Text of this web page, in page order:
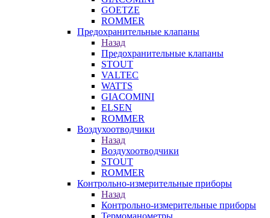
GOETZE
ROMMER
Предохранительные клапаны
Назад
Предохранительные клапаны
STOUT
VALTEC
WATTS
GIACOMINI
ELSEN
ROMMER
Воздухоотводчики
Назад
Воздухоотводчики
STOUT
ROMMER
Контрольно-измерительные приборы
Назад
Контрольно-измерительные приборы
Термоманометры